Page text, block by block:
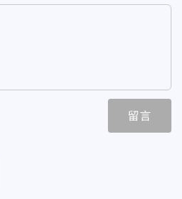
留言